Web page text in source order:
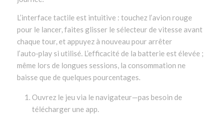
L’interface tactile est intuitive : touchez l’avion rouge
pour le lancer, faites glisser le sélecteur de vitesse avant
chaque tour, et appuyez à nouveau pour arrêter
l’auto‑play si utilisé. L’efficacité de la batterie est élevée ;
même lors de longues sessions, la consommation ne
baisse que de quelques pourcentages.
Ouvrez le jeu via le navigateur—pas besoin de
télécharger une app.